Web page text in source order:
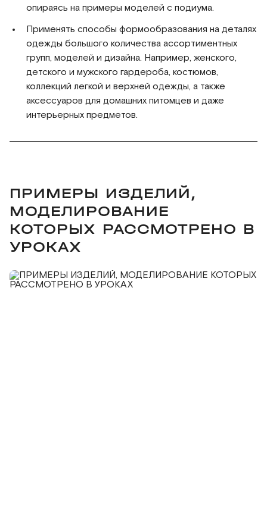
опираясь на примеры моделей с подиума.
Применять способы формообразования на деталях
одежды большого количества ассортиментных
групп, моделей и дизайна. Например, женского,
детского и мужского гардероба, костюмов,
коллекций легкой и верхней одежды, а также
аксессуаров для домашних питомцев и даже
интерьерных предметов.
ПРИМЕРЫ ИЗДЕЛИЙ,
МОДЕЛИРОВАНИЕ
КОТОРЫХ РАССМОТРЕНО В
УРОКАХ